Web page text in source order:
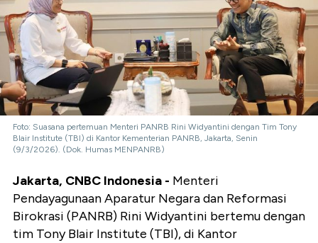
Foto: Suasana pertemuan Menteri PANRB Rini Widyantini dengan Tim Tony
Blair Institute (TBI) di Kantor Kementerian PANRB, Jakarta, Senin
(9/3/2026). (Dok. Humas MENPANRB)
Jakarta, CNBC Indonesia - Menteri
Pendayagunaan Aparatur Negara dan Reformasi
Birokrasi (PANRB) Rini Widyantini bertemu dengan
tim Tony Blair Institute (TBI), di Kantor